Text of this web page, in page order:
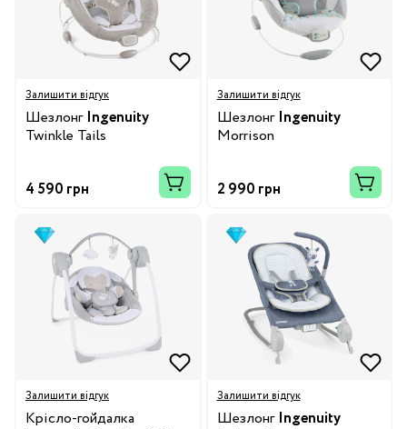
Залишити відгук
Шезлонг Ingenuity
Twinkle Tails
4 590 грн
Залишити відгук
Шезлонг Ingenuity
Morrison
2 990 грн
Залишити відгук
Крісло-гойдалка
Залишити відгук
Шезлонг Ingenuity